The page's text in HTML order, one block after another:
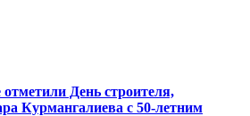
День строителя,
Курмангалиева с 50-летним